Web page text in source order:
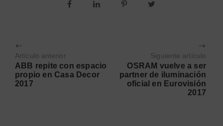
Artículo anterior
ABB repite con espacio
propio en Casa Decor
2017
Siguiente artículo
OSRAM vuelve a ser
partner de iluminación
oficial en Eurovisión
2017